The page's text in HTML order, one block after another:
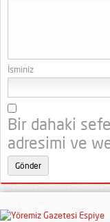
İsminiz
Bir dahaki
adresimi ve